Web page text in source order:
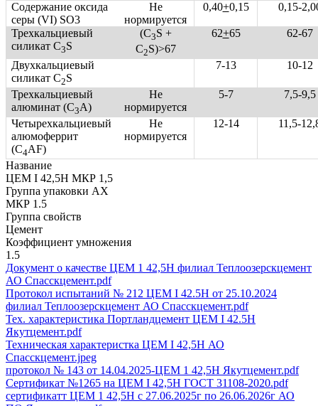
Содержание оксида
серы (VI) SO3
Не
нормируется
0,40+0,15 0,15-
Трехкальциевый
силикат C3S
(C3S +
С2S)>67
62+65 62-67
Двухкальциевый
силикат C2S
7-13 10-12
Трехкальциевый
алюминат (C3A)
Не
нормируется
5-7 7,5-9,5
Четырехкальциевый
алюмоферрит
(C4AF)
Не
нормируется
12-14 11,5-
Название
ЦЕМ I 42,5Н МКР 1,5
Группа упаковки AX
МКР 1.5
Группа свойств
Цемент
Коэффициент умножения
1.5
Документ о качестве ЦЕМ 1 42,5Н филиал Теплоозерскцемент
АО Спасскцемент.pdf
Протокол испытаний № 212 ЦЕМ I 42.5Н от 25.10.2024
филиал Теплоозерскцемент АО Спасскцемент.pdf
Тех. характеристика Портландцемент ЦЕМ I 42.5Н
Якутцемент.pdf
Техническая характеристка ЦЕМ I 42,5Н АО
Спасскцемент.jpeg
протокол № 143 от 14.04.2025-ЦЕМ 1 42,5Н Якутцемент.pdf
Сертификат №1265 на ЦЕМ I 42,5Н ГОСТ 31108-2020.pdf
сертификатт ЦЕМ 1 42,5Н с 27.06.2025г по 26.06.2026г АО